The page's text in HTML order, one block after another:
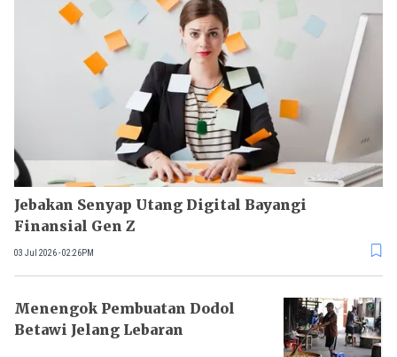
Jebakan Senyap Utang Digital Bayangi
Finansial Gen Z
03 Jul 2026 - 02:26PM
Menengok Pembuatan Dodol
Betawi Jelang Lebaran